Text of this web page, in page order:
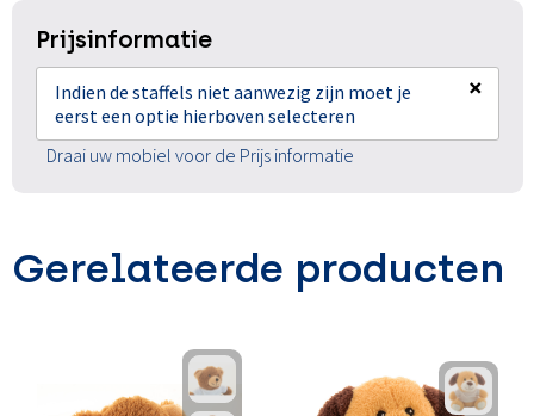
Prijsinformatie
Indien de staffels niet aanwezig zijn moet je
eerst een optie hierboven selecteren
×
Draai uw mobiel voor de Prijs informatie
Gerelateerde producten